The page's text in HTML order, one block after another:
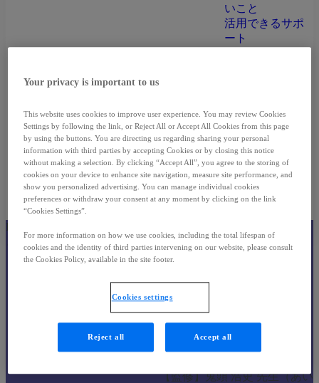
いこと
活用できるサポ
ート
FOPと診断され
た方へ
お役立ち情報
セルフチェック
シート
Q&A
用語集
FOPって
どんな病気？
成症）は、
本来は骨にならない部分が骨
動かしにくくなったり変形し
たりする病気です。
とてもまれな病気ですが、正
しく知ることで、お子さまを
【監修】鬼頭 浩史 先生（あい
Your privacy is important to us
This website uses cookies to improve user experience. You may review Cookies
Settings by following the link, or Reject All or Accept All Cookies from this page
by using the buttons. You are directing us regarding sharing your personal
information with third parties by accepting Cookies or by closing this notice
without making a selection. By clicking “Accept All”, you agree to the storing of
cookies on your device to enhance site navigation, measure site performance, and
show you personalized advertising. You can manage individual cookies
preferences or withdraw your consent at any moment by clicking on the link
“Cookies Settings”.
For more information on how we use cookies, including the total lifespan of
cookies and the identity of third parties intervening on our website, please consult
the Cookies Policy, available in the site footer.
Cookies settings
Reject all Accept all